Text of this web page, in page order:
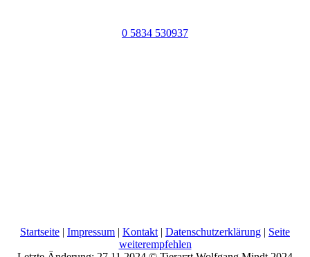
0 5834 530937
Startseite | Impressum | Kontakt | Datenschutzerklärung | Seite
weiterempfehlen